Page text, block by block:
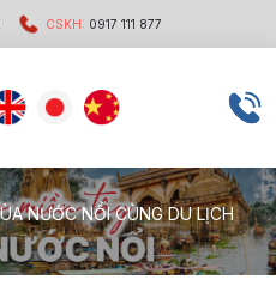
CSKH: 0917 111 877
NƯỚC NỔI CÙNG DU LỊCH